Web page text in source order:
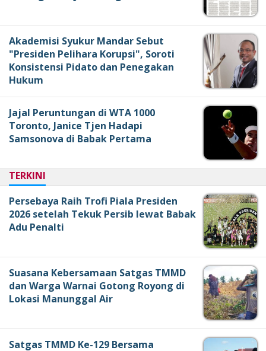
Akademisi Syukur Mandar Sebut
"Presiden Pelihara Korupsi", Soroti
Konsistensi Pidato dan Penegakan
Hukum
Jajal Peruntungan di WTA 1000
Toronto, Janice Tjen Hadapi
Samsonova di Babak Pertama
TERKINI
Persebaya Raih Trofi Piala Presiden
2026 setelah Tekuk Persib lewat Babak
Adu Penalti
Suasana Kebersamaan Satgas TMMD
dan Warga Warnai Gotong Royong di
Lokasi Manunggal Air
Satgas TMMD Ke-129 Bersama